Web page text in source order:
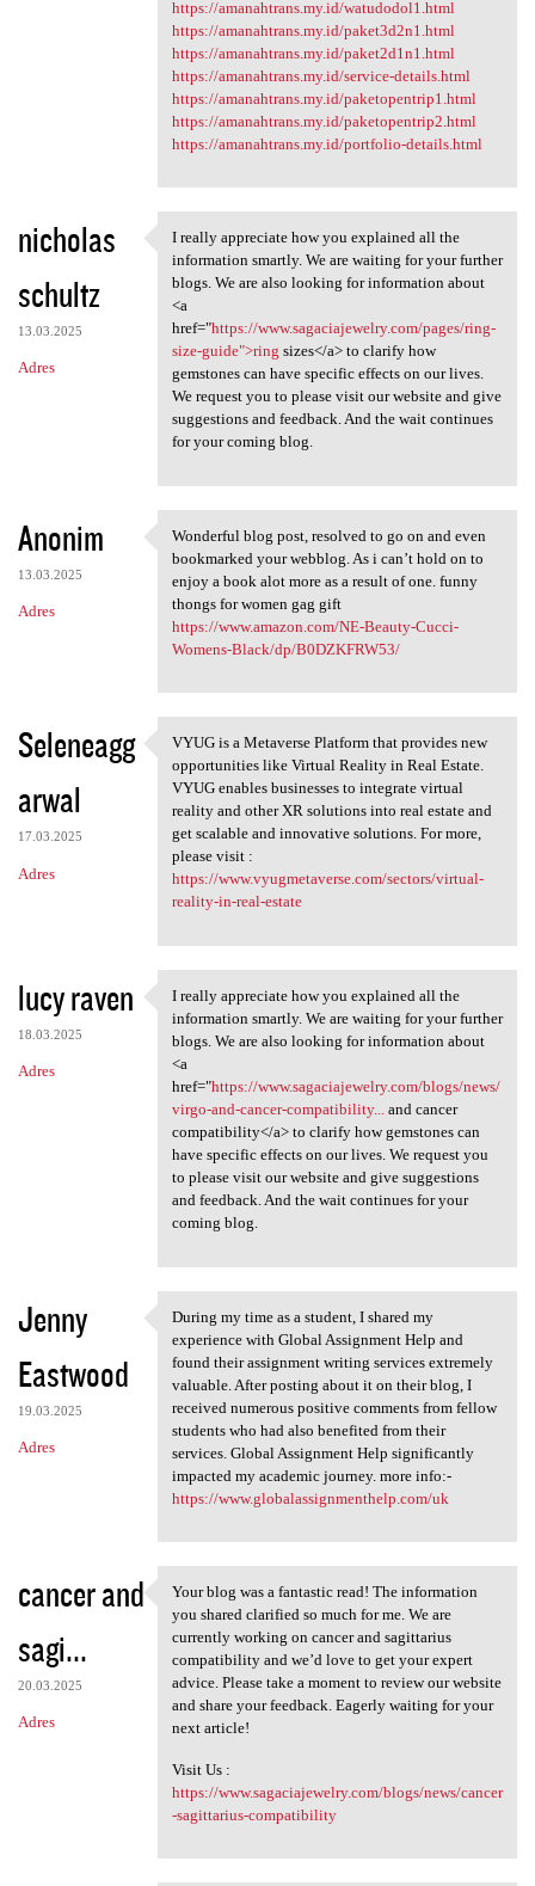
https://amanahtrans.my.id/watudodol1.html
https://amanahtrans.my.id/paket3d2n1.html
https://amanahtrans.my.id/paket2d1n1.html
https://amanahtrans.my.id/service-details.html
https://amanahtrans.my.id/paketopentrip1.html
https://amanahtrans.my.id/paketopentrip2.html
https://amanahtrans.my.id/portfolio-details.html
nicholas
schultz
13.03.2025
Adres
I really appreciate how you
I really appreciate how you explained all the
information smartly. We are waiting for your further
blogs. We are also looking for information about
<a
href="https://www.sagaciajewelry.com/pages/ring-
size-guide">ring sizes</a> to clarify how
gemstones can have specific effects on our lives.
We request you to please visit our website and give
suggestions and feedback. And the wait continues
for your coming blog.
Anonim
13.03.2025
Adres
Wonderful blog post, resolved
Wonderful blog post, resolved to go on and even
bookmarked your webblog. As i can’t hold on to
enjoy a book alot more as a result of one. funny
thongs for women gag gift
https://www.amazon.com/NE-Beauty-Cucci-
Womens-Black/dp/B0DZKFRW53/
Seleneagg
arwal
17.03.2025
Adres
VYUG is a Metaverse Platform
VYUG is a Metaverse Platform that provides new
opportunities like Virtual Reality in Real Estate.
VYUG enables businesses to integrate virtual
reality and other XR solutions into real estate and
get scalable and innovative solutions. For more,
please visit :
https://www.vyugmetaverse.com/sectors/virtual-
reality-in-real-estate
lucy raven
18.03.2025
Adres
I really appreciate how you
I really appreciate how you explained all the
information smartly. We are waiting for your further
blogs. We are also looking for information about
<a
href="https://www.sagaciajewelry.com/blogs/news/
virgo-and-cancer-compatibility...
and cancer
compatibility</a> to clarify how gemstones can
have specific effects on our lives. We request you
to please visit our website and give suggestions
and feedback. And the wait continues for your
coming blog.
Jenny
Eastwood
19.03.2025
Adres
During my time as a student,
During my time as a student, I shared my
experience with Global Assignment Help and
found their assignment writing services extremely
valuable. After posting about it on their blog, I
received numerous positive comments from fellow
students who had also benefited from their
services. Global Assignment Help significantly
impacted my academic journey. more info:-
https://www.globalassignmenthelp.com/uk
cancer and
sagi...
20.03.2025
Adres
Your blog was a fantastic
Your blog was a fantastic read! The information
you shared clarified so much for me. We are
currently working on cancer and sagittarius
compatibility and we’d love to get your expert
advice. Please take a moment to review our website
and share your feedback. Eagerly waiting for your
next article!
Visit Us :
https://www.sagaciajewelry.com/blogs/news/cancer
-sagittarius-compatibility